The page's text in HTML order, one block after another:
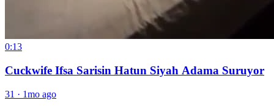
0:13
Cuckwife Ifsa Sarisin Hatun Siyah Adama Suruyor
31 · 1mo ago